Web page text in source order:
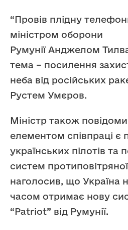
“Провів плідну
міністром оборони
Румунії Анджелом
тема – посилення
неба від російських
Рустем Умєров.
Міністр також
елементом співпраці є
українських пілотів та
систем
наголосив, що Україна
часом отримає нову
“Patriot” від Румунії.